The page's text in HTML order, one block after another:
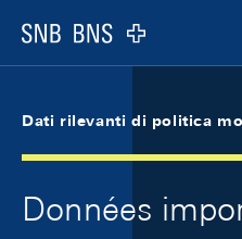
Logo
Dati rilevanti di politica
Données